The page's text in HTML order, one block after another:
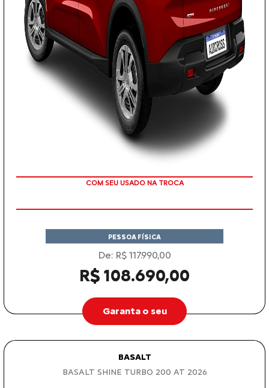
TAXA ZERO EM 12X
PESSOA FÍSICA
De: R$ 117.990,00
R$ 108.690,00
Garanta o seu
BASALT
BASALT SHINE TURBO 200 AT 2026